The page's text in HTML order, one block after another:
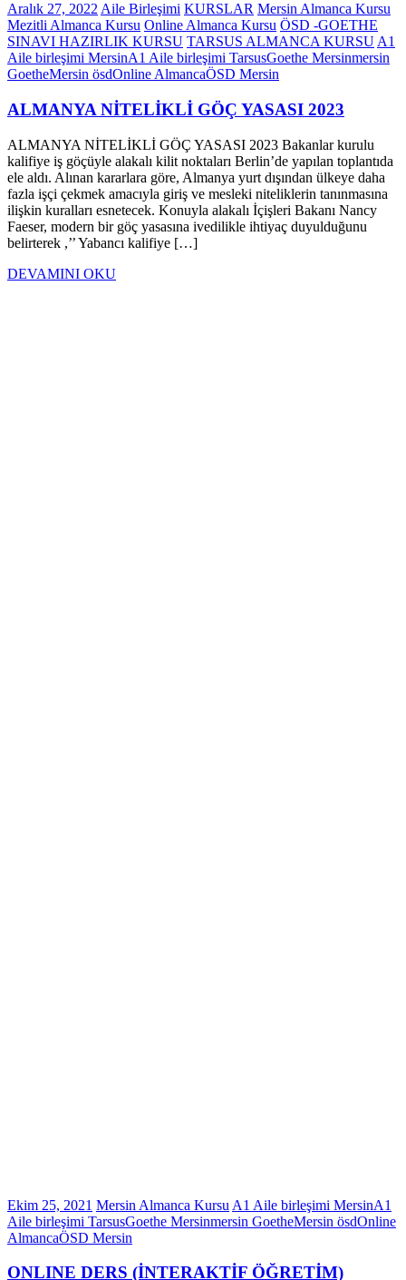
Aralık 27, 2022 Aile Birleşimi KURSLAR Mersin Almanca Kursu
Mezitli Almanca Kursu Online Almanca Kursu ÖSD -GOETHE
SINAVI HAZIRLIK KURSU TARSUS ALMANCA KURSU A1
Aile birleşimi MersinA1 Aile birleşimi TarsusGoethe Mersinmersin
GoetheMersin ösdOnline AlmancaÖSD Mersin
ALMANYA NİTELİKLİ GÖÇ YASASI 2023
ALMANYA NİTELİKLİ GÖÇ YASASI 2023 Bakanlar kurulu
kalifiye iş göçüyle alakalı kilit noktaları Berlin’de yapılan toplantıda
ele aldı. Alınan kararlara göre, Almanya yurt dışından ülkeye daha
fazla işçi çekmek amacıyla giriş ve mesleki niteliklerin tanınmasına
ilişkin kuralları esnetecek. Konuyla alakalı İçişleri Bakanı Nancy
Faeser, modern bir göç yasasına ivedilikle ihtiyaç duyulduğunu
belirterek ,’’ Yabancı kalifiye […]
DEVAMINI OKU
Ekim 25, 2021 Mersin Almanca Kursu A1 Aile birleşimi MersinA1
Aile birleşimi TarsusGoethe Mersinmersin GoetheMersin ösdOnline
AlmancaÖSD Mersin
ONLINE DERS (İNTERAKTİF ÖĞRETİM)